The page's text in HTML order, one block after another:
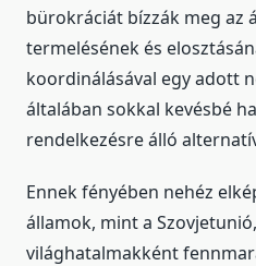
bürokráciát bízzák meg az
termelésének és
koordinálásával egy adott
általában sokkal kevésbé
rendelkezésre álló
Ennek fényében nehéz
államok, mint a
világhatalmakként